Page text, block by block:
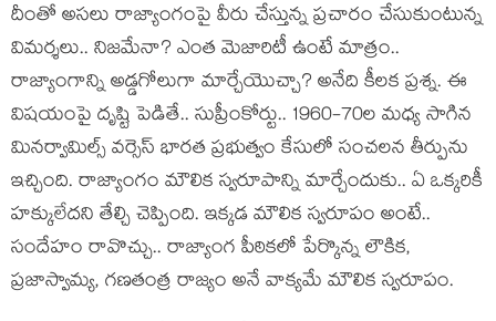
దీంతో అస‌లు రాజ్యాంగంపై వీరు చేస్తున్న ప్ర‌చారం చేసుకుంటున్న
విమ‌ర్శ‌లు.. నిజ‌మేనా? ఎంత మెజారిటీ ఉంటే మాత్రం..
రాజ్యాంగాన్ని అడ్డ‌గోలుగా మార్చేయొచ్చా? అనేది కీల‌క ప్ర‌శ్న‌. ఈ
విష‌యంపై దృష్టి పెడితే.. సుప్రీంకోర్టు.. 1960-70ల మ‌ధ్య సాగిన
మిన‌ర్వామిల్స్‌ వ‌ర్సెస్ భార‌త ప్ర‌భుత్వం కేసులో సంచ‌ల‌న తీర్పును
ఇచ్చింది. రాజ్యాంగం మౌలిక స్వ‌రూపాన్ని మార్చేందుకు.. ఏ ఒక్క‌రికీ
హ‌క్కులేద‌ని తేల్చి చెప్పింది. ఇక్క‌డ మౌలిక స్వ‌రూపం అంటే..
సందేహం రావొచ్చు.. రాజ్యాంగ పీఠిక‌లో పేర్కొన్న లౌకిక‌,
ప్ర‌జాస్వామ్య‌, గ‌ణ‌తంత్ర రాజ్యం అనే వాక్య‌మే మౌలిక స్వ‌రూపం.